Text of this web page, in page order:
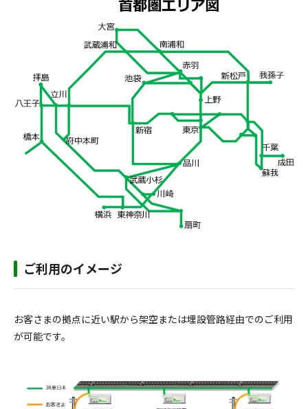
ご利用のイメージ
お客さまの拠点に近い駅から架空または埋設管路経由でのご利用
が可能です。